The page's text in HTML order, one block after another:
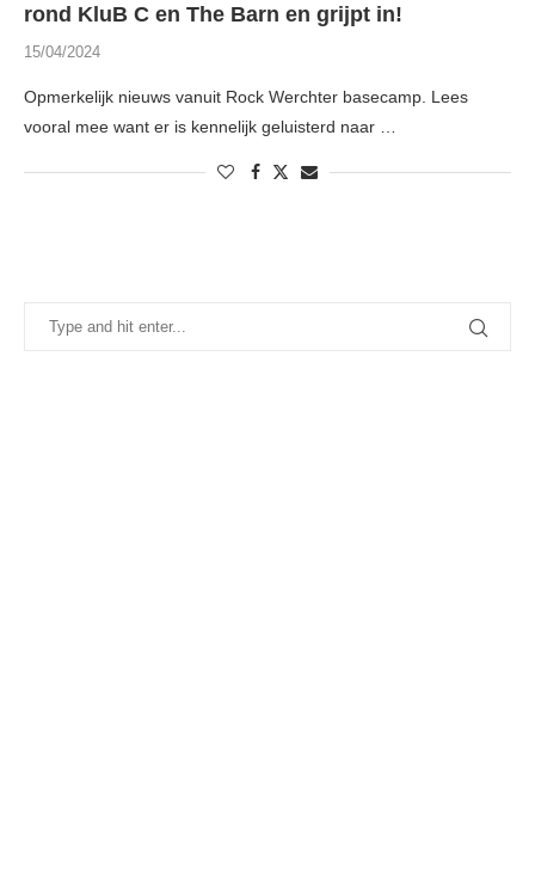
rond KluB C en The Barn en grijpt in!
15/04/2024
Opmerkelijk nieuws vanuit Rock Werchter basecamp. Lees
vooral mee want er is kennelijk geluisterd naar …